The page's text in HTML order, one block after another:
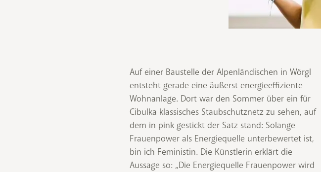
Auf einer Baustelle der Alpenländischen in Wörgl
entsteht gerade eine äußerst energie­effiziente
Wohnanlage. Dort war den Sommer über ein für
Cibulka klassisches Staubschutznetz zu sehen, auf
dem in pink gestickt der Satz stand: Solange
Frauenpower als Energiequelle unterbewertet ist,
bin ich Feministin. Die Künstlerin erklärt die
Aussage so: „Die Energiequelle Frauenpower wird
Frauenpower muss endlich den selben Wert wie